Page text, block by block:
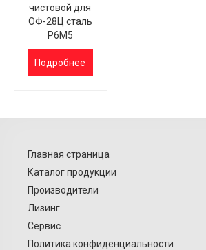
чистовой для
ОФ-28Ц сталь
Р6М5
Подробнее
Главная страница
Каталог продукции
Производители
Лизинг
Сервис
Политика конфиденциальности